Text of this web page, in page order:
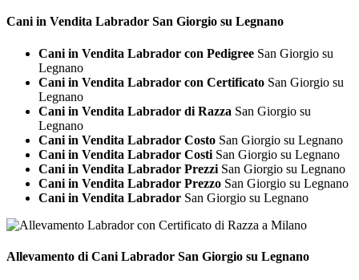
Cani in Vendita Labrador San Giorgio su Legnano
Cani in Vendita Labrador con Pedigree San Giorgio su
Legnano
Cani in Vendita Labrador con Certificato San Giorgio su
Legnano
Cani in Vendita Labrador di Razza San Giorgio su
Legnano
Cani in Vendita Labrador Costo San Giorgio su Legnano
Cani in Vendita Labrador Costi San Giorgio su Legnano
Cani in Vendita Labrador Prezzi San Giorgio su Legnano
Cani in Vendita Labrador Prezzo San Giorgio su Legnano
Cani in Vendita Labrador San Giorgio su Legnano
Allevamento di Cani Labrador San Giorgio su Legnano